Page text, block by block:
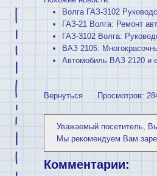
Волга ГАЗ-3102
ГАЗ-21 Волга: Ремонт
ГАЗ-3102 Волга:
ВАЗ 2105:
Автомобиль ВАЗ 2120 и
Вернуться Просмотров:
Уважаемый посетитель,
Мы рекомендуем Вам
Комментарии: